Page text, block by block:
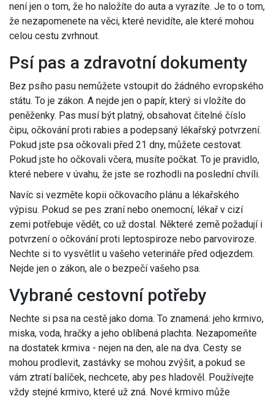
není jen o tom, že ho naložíte do auta a vyrazíte. Je to o tom,
že nezapomenete na věci, které nevidíte, ale které mohou
celou cestu zvrhnout.
Psí pas a zdravotní dokumenty
Bez psího pasu nemůžete vstoupit do žádného evropského
státu. To je zákon. A nejde jen o papír, který si vložíte do
peněženky. Pas musí být platný, obsahovat čitelné číslo
čipu, očkování proti rabies a podepsaný lékařský potvrzení.
Pokud jste psa očkovali před 21 dny, můžete cestovat.
Pokud jste ho očkovali včera, musíte počkat. To je pravidlo,
které nebere v úvahu, že jste se rozhodli na poslední chvíli.
Navíc si vezměte kopii očkovacího plánu a lékařského
výpisu. Pokud se pes zraní nebo onemocní, lékař v cizí
zemi potřebuje vědět, co už dostal. Některé země požadují i
potvrzení o očkování proti leptospiroze nebo parvoviroze.
Nechte si to vysvětlit u vašeho veterináře před odjezdem.
Nejde jen o zákon, ale o bezpečí vašeho psa.
Vybrané cestovní potřeby
Nechte si psa na cestě jako doma. To znamená: jeho krmivo,
miska, voda, hračky a jeho oblíbená plachta. Nezapomeňte
na dostatek krmiva - nejen na den, ale na dva. Cesty se
mohou prodlevit, zastávky se mohou zvýšit, a pokud se
vám ztratí balíček, nechcete, aby pes hladověl. Používejte
vždy stejné krmivo, které už zná. Nové krmivo může